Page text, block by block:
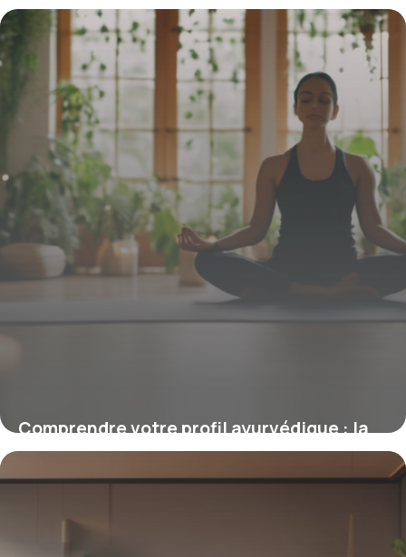
Doshas pour une santé optimale
12 mars 2026
Comprendre votre profil ayurvédique : la
clé de votre équilibre intérieur
2 mars 2026